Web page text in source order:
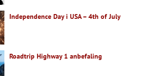
Independence Day i USA – 4th of July
Roadtrip Highway 1 anbefaling